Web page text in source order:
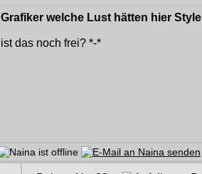
Grafiker welche Lust hätten hier
ist das noch frei? *-*